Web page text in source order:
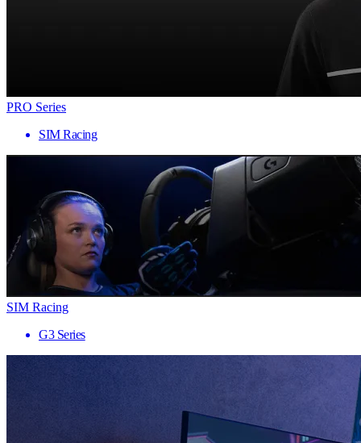
PRO Series
SIM Racing
SIM Racing
G3 Series